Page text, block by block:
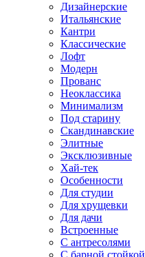
Дизайнерские
Итальянские
Кантри
Классические
Лофт
Модерн
Прованс
Неоклассика
Минимализм
Под старину
Скандинавские
Элитные
Эксклюзивные
Хай-тек
Особенности
Для студии
Для хрущевки
Для дачи
Встроенные
С антресолями
С барной стойкой